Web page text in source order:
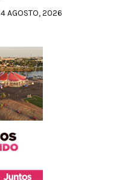
4 AGOSTO, 2026